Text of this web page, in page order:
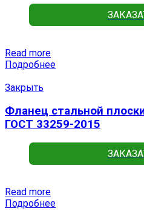
Read more
Подробнее
Закрыть
Фланец стальной
ГОСТ 33259-2015
Read more
Подробнее